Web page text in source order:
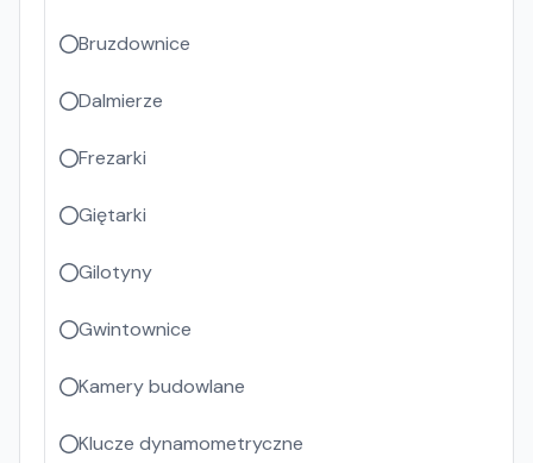
Bruzdownice
Dalmierze
Frezarki
Giętarki
Gilotyny
Gwintownice
Kamery budowlane
Klucze dynamometryczne